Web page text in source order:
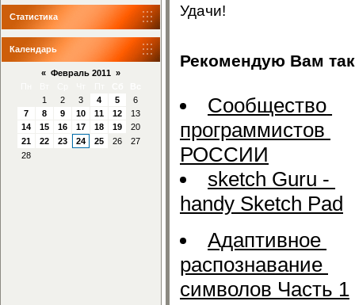
Статистика
Календарь
« Февраль 2011 »
1
2 3 4 5
6
7
8 9 10 11 12
13
14
15 16 17 18 19
20
21
22 23 24 25 26
27
28
Удачи!
Рекомендую Вам
Сообщество
программистов
РОССИИ
sketch Guru -
handy Sketch Pad
Адаптивное
распознавание
символов Часть 1